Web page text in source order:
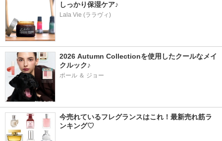
しっかり保湿ケア♪
Lala Vie (ララヴィ)
2026 Autumn Collectionを使用したクールなメイ
クルック♪
ポール ＆ ジョー
今売れているフレグランスはこれ！最新売れ筋ラ
ンキング♡